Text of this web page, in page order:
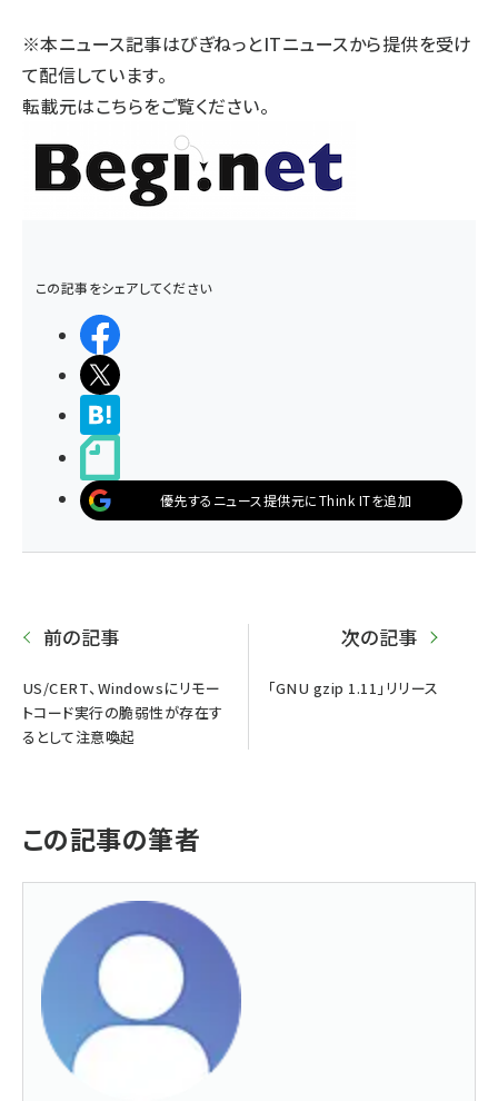
※本ニュース記事はびぎねっとITニュースから提供を受け
て配信しています。
転載元はこちらをご覧ください。
この記事をシェアしてください
優先するニュース提供元にThink ITを追加
前の記事
US/CERT、Windowsにリモー
トコード実行の脆弱性が存在す
るとして注意喚起
次の記事
「GNU gzip 1.11」リリース
この記事の筆者